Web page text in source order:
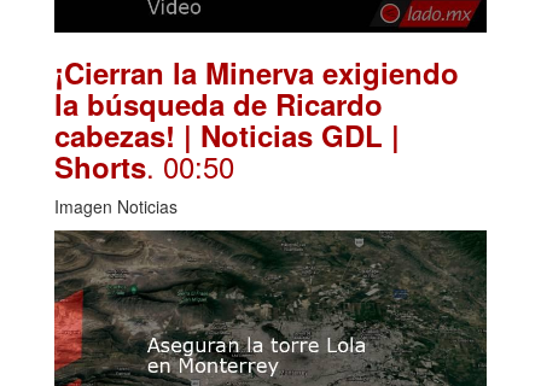
¡Cierran la Minerva exigiendo
la búsqueda de Ricardo
cabezas! | Noticias GDL |
Shorts. 00:50
Imagen Noticias